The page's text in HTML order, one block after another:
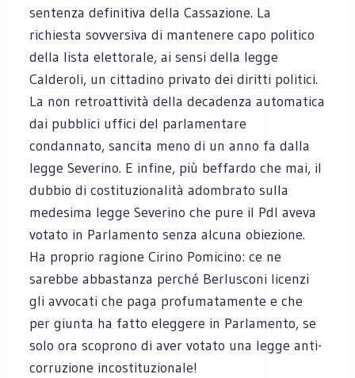
sentenza definitiva della Cassazione. La
richiesta sovversiva di mantenere capo politico
della lista elettorale, ai sensi della legge
Calderoli, un cittadino privato dei diritti politici.
La non retroattività della decadenza automatica
dai pubblici uffici del parlamentare
condannato, sancita meno di un anno fa dalla
legge Severino. E infine, più beffardo che mai, il
dubbio di costituzionalità adombrato sulla
medesima legge Severino che pure il Pdl aveva
votato in Parlamento senza alcuna obiezione.
Ha proprio ragione Cirino Pomicino: ce ne
sarebbe abbastanza perché Berlusconi licenzi
gli avvocati che paga profumatamente e che
per giunta ha fatto eleggere in Parlamento, se
solo ora scoprono di aver votato una legge anti-
corruzione incostituzionale!